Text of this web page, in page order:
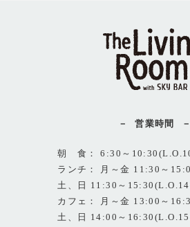
営業時間
朝 食： 6:30～
ランチ： 月～金 11:30～
土、日 11:30～
カフェ： 月～金 13:00～
土、日 14:00～